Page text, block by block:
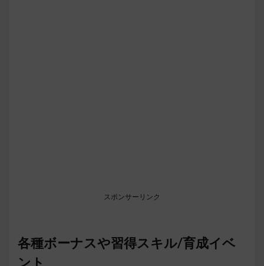
スポンサーリンク
各種ボーナスや習得スキル/育成イベ
ント